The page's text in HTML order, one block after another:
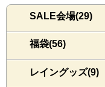
SALE会場(29)
福袋(56)
レイングッズ(9)